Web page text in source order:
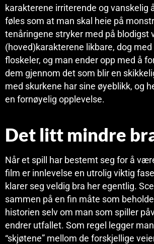
karakterene irriterende og vanskelig
føles som at man skal heie på
tenåringene stryker med på blodigst
(hoved)karakterene likbare, dog
floskeler, og man ender opp med å
dem gjennom det som blir en
med skurkene har sine øyeblikk, og
en fornøyelig opplevelse.
Det litt mindre
Når et spill har bestemt seg for å
film er innlevelse en utrolig viktig
klarer seg veldig bra her egentlig.
sammen på en fin måte som
historien selv om man som spiller
endrer utfallet. Som regel legger
“skjøtene” mellom de forskjellige